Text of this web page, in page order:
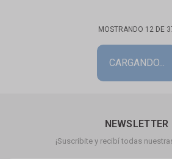
MOSTRANDO 12 DE
NEWSLETTER
¡Suscribite y recibí todas